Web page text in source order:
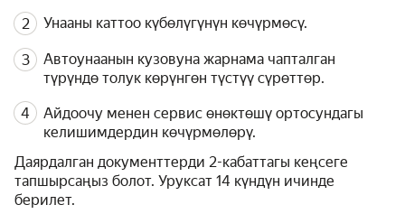
Унааны каттоо күбөлүгүнүн көчүрмөсү.
Автоунаанын кузовуна жарнама чапталган
түрүндө толук көрүнгөн түстүү сүрөттөр.
Айдоочу менен сервис өнөктөшү ортосундагы
келишимдердин көчүрмөлөрү.
Даярдалган документтерди 2-кабаттагы кеңсеге
тапшырсаңыз болот. Уруксат 14 күндүн ичинде
берилет.